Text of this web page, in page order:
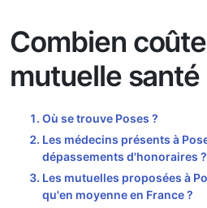
Combien
mutuelle santé
Où se trouve Poses ?
Les médecins présents à
dépassements d'honoraires ?
Les mutuelles proposées à
qu'en moyenne en France ?